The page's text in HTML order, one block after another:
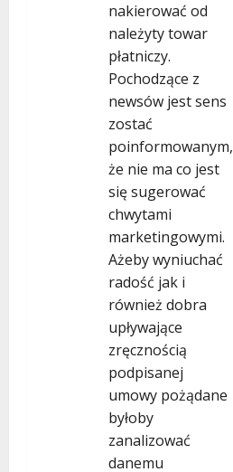
nakierować od
należyty towar
płatniczy.
Pochodzące z
newsów jest sens
zostać
poinformowanym,
że nie ma co jest
się sugerować
chwytami
marketingowymi.
Ażeby wyniuchać
radość jak i
również dobra
upływające
zręcznością
podpisanej
umowy pożądane
byłoby
zanalizować
danemu